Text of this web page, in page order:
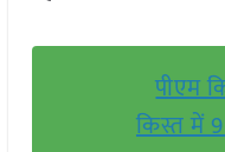
पीएम
किस्त में